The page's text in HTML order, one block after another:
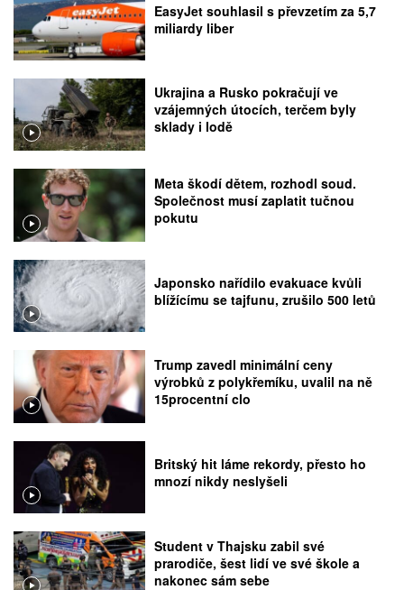
EasyJet souhlasil s převzetím za 5,7
miliardy liber
Ukrajina a Rusko pokračují ve
vzájemných útocích, terčem byly
sklady i lodě
Meta škodí dětem, rozhodl soud.
Společnost musí zaplatit tučnou
pokutu
Japonsko nařídilo evakuace kvůli
blížícímu se tajfunu, zrušilo 500 letů
Trump zavedl minimální ceny
výrobků z polykřemíku, uvalil na ně
15procentní clo
Britský hit láme rekordy, přesto ho
mnozí nikdy neslyšeli
Student v Thajsku zabil své
prarodiče, šest lidí ve své škole a
nakonec sám sebe